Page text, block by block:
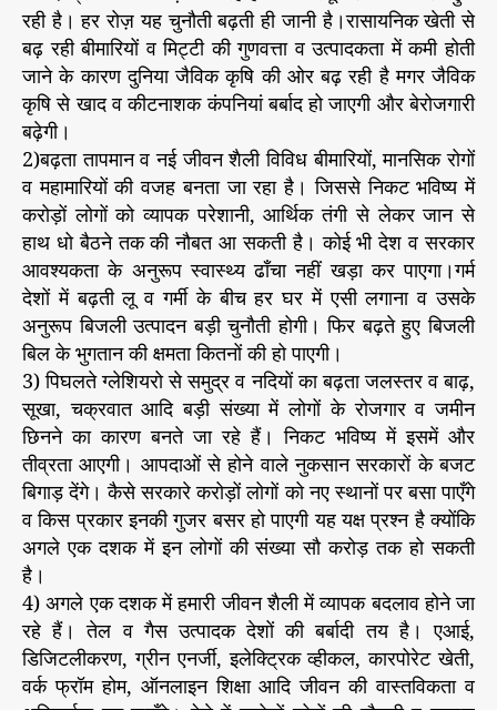
रही है। हर रोज़ यह चुनौती बढ़ती ही जानी है।रासायनिक खेती से
बढ़ रही बीमारियों व मिट्टी की गुणवत्ता व उत्पादकता में कमी होती
जाने के कारण दुनिया जैविक कृषि की ओर बढ़ रही है मगर जैविक
कृषि से खाद व कीटनाशक कंपनियां बर्बाद हो जाएगी और बेरोजगारी
बढ़ेगी।
2)बढ़ता तापमान व नई जीवन शैली विविध बीमारियों, मानसिक रोगों
व महामारियों की वजह बनता जा रहा है। जिससे निकट भविष्य में
करोड़ों लोगों को व्यापक परेशानी, आर्थिक तंगी से लेकर जान से
हाथ धो बैठने तक की नौबत आ सकती है। कोई भी देश व सरकार
आवश्यकता के अनुरूप स्वास्थ्य ढाँचा नहीं खड़ा कर पाएगा।गर्म
देशों में बढ़ती लू व गर्मी के बीच हर घर में एसी लगाना व उसके
अनुरूप बिजली उत्पादन बड़ी चुनौती होगी। फिर बढ़ते हुए बिजली
बिल के भुगतान की क्षमता कितनों की हो पाएगी।
3) पिघलते ग्लेशियरो से समुद्र व नदियों का बढ़ता जलस्तर व बाढ़,
सूखा, चक्रवात आदि बड़ी संख्या में लोगों के रोजगार व जमीन
छिनने का कारण बनते जा रहे हैं। निकट भविष्य में इसमें और
तीव्रता आएगी। आपदाओं से होने वाले नुकसान सरकारों के बजट
बिगाड़ देंगे। कैसे सरकारे करोड़ों लोगों को नए स्थानों पर बसा पाएँगे
व किस प्रकार इनकी गुजर बसर हो पाएगी यह यक्ष प्रश्न है क्योंकि
अगले एक दशक में इन लोगों की संख्या सौ करोड़ तक हो सकती
है।
4) अगले एक दशक में हमारी जीवन शैली में व्यापक बदलाव होने जा
रहे हैं। तेल व गैस उत्पादक देशों की बर्बादी तय है। एआई,
डिजिटलीकरण, ग्रीन एनर्जी, इलेक्ट्रिक व्हीकल, कारपोरेट खेती,
वर्क फ्रॉम होम, ऑनलाइन शिक्षा आदि जीवन की वास्तविकता व